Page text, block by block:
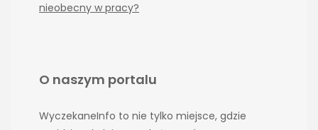
nieobecny w pracy?
O naszym portalu
WyczekaneInfo to nie tylko miejsce, gdzie